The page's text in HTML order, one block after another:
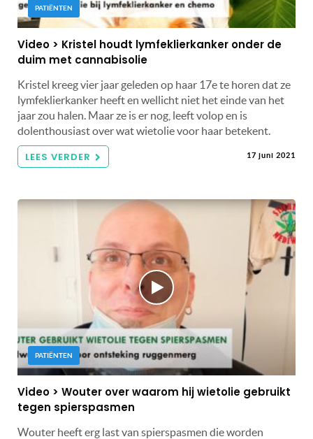
PATIËNTEN
Video > Kristel houdt lymfeklierkanker onder de
duim met cannabisolie
Kristel kreeg vier jaar geleden op haar 17e te horen dat ze
lymfeklierkanker heeft en wellicht niet het einde van het
jaar zou halen. Maar ze is er nog, leeft volop en is
dolenthousiast over wat wietolie voor haar betekent.
LEES VERDER 17 juni 2021
PATIËNTEN
Video > Wouter over waarom hij wietolie gebruikt
tegen spierspasmen
Wouter heeft erg last van spierspasmen die worden